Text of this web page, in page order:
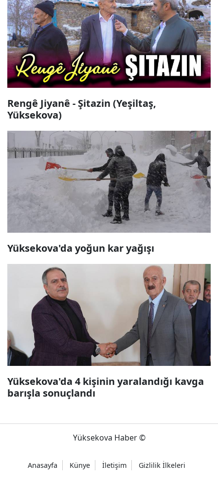
Rengê Jiyanê - Şitazin (Yeşiltaş,
Yüksekova)
Yüksekova'da yoğun kar yağışı
Yüksekova'da 4 kişinin yaralandığı kavga
barışla sonuçlandı
Yüksekova Haber ©
Anasayfa Künye İletişim Gizlilik İlkeleri